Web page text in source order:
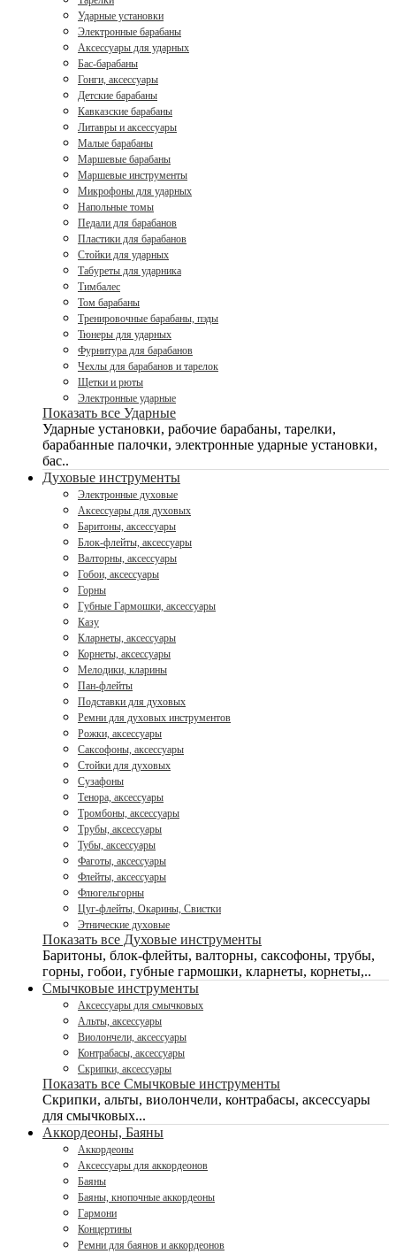
Ударные установки
Электронные барабаны
Аксессуары для ударных
Бас-барабаны
Гонги, аксессуары
Детские барабаны
Кавказские барабаны
Литавры и аксессуары
Малые барабаны
Маршевые барабаны
Маршевые инструменты
Микрофоны для ударных
Напольные томы
Педали для барабанов
Пластики для барабанов
Стойки для ударных
Табуреты для ударника
Тимбалес
Том барабаны
Тренировочные барабаны, пэды
Тюнеры для ударных
Фурнитура для барабанов
Чехлы для барабанов и тарелок
Щетки и рюты
Электронные ударные
Показать все Ударные
Ударные установки, рабочие барабаны, тарелки,
барабанные палочки, электронные ударные установки,
бас..
Духовые инструменты
Электронные духовые
Аксессуары для духовых
Баритоны, аксессуары
Блок-флейты, аксессуары
Валторны, аксессуары
Гобои, аксессуары
Горны
Губные Гармошки, аксессуары
Казу
Кларнеты, аксессуары
Корнеты, аксессуары
Мелодики, кларины
Пан-флейты
Подставки для духовых
Ремни для духовых инструментов
Рожки, аксессуары
Саксофоны, аксессуары
Стойки для духовых
Сузафоны
Тенора, аксессуары
Тромбоны, аксессуары
Трубы, аксессуары
Тубы, аксессуары
Фаготы, аксессуары
Флейты, аксессуары
Флюгельгорны
Цуг-флейты, Окарины, Свистки
Этнические духовые
Показать все Духовые инструменты
Баритоны, блок-флейты, валторны, саксофоны, трубы,
горны, гобои, губные гармошки, кларнеты, корнеты,..
Смычковые инструменты
Аксессуары для смычковых
Альты, аксессуары
Виолончели, аксессуары
Контрабасы, аксессуары
Скрипки, аксессуары
Показать все Смычковые инструменты
Скрипки, альты, виолончели, контрабасы, аксессуары
для смычковых...
Аккордеоны, Баяны
Аккордеоны
Аксессуары для аккордеонов
Баяны
Баяны, кнопочные аккордеоны
Гармони
Концертины
Ремни для баянов и аккордеонов